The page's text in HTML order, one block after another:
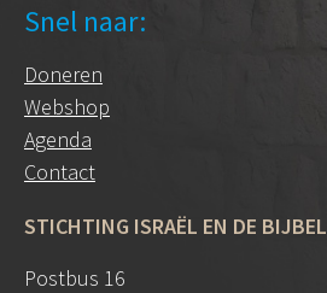
Snel naar:
Doneren
Webshop
Agenda
Contact
STICHTING ISRAËL EN DE BIJBEL
Postbus 16